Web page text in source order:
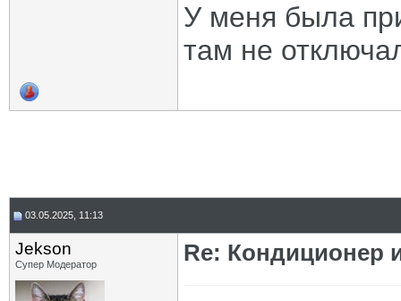
У меня была
там не
03.05.2025, 11:13
Jekson
Супер Модератор Re: Кондиционер